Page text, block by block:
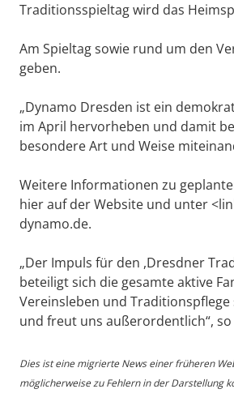
Traditionsspieltag wird das
Am Spieltag sowie rund um den
geben.
„Dynamo Dresden ist ein
im April hervorheben und damit
besondere Art und Weise
Weitere Informationen zu
hier auf der Website und unter
dynamo.de.
„Der Impuls für den ,Dresdner
beteiligt sich die gesamte aktive
Vereinsleben und
und freut uns außerordentlich“, so
Dies ist eine migrierte News einer früheren
möglicherweise zu Fehlern in der Darstellung